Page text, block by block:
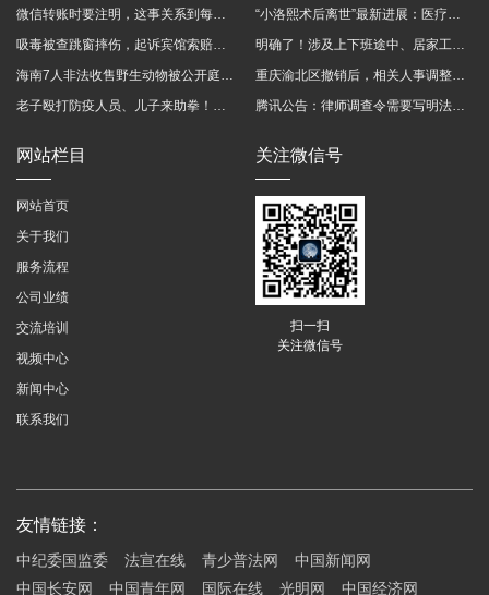
微信转账时要注明，这事关系到每个人……
吸毒被查跳窗摔伤，起诉宾馆索赔，法院这样判！
海南7人非法收售野生动物被公开庭审 涉案金额2100多万
老子殴打防疫人员、儿子来助拳！均被判刑
“小洛熙术后离世”最新进展：医疗事故鉴定已启动
明确了！涉及上下班途中、居家工作等，这些情形可认定工伤→
重庆渝北区撤销后，相关人事调整再披露
腾讯公告：律师调查令需要写明法官手机号，2025年12月31日后施行
网站栏目
网站首页
关于我们
服务流程
公司业绩
交流培训
视频中心
新闻中心
联系我们
关注微信号
扫一扫
关注微信号
友情链接：
中纪委国监委 法宣在线 青少普法网
中国新闻网
中国长安网
中国青年网 国际在线 光明网 中国经济网